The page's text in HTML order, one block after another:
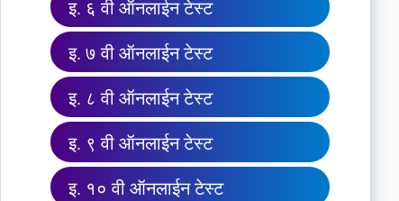
इ. ६ वी ऑनलाईन टेस्ट
इ. ७ वी ऑनलाईन टेस्ट
इ. ८ वी ऑनलाईन टेस्ट
इ. ९ वी ऑनलाईन टेस्ट
इ. १० वी ऑनलाईन टेस्ट